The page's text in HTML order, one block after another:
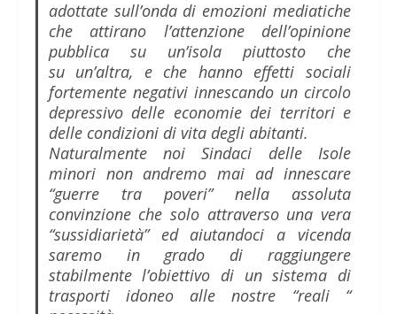
adottate sull’onda di emozioni mediatiche
che attirano l’attenzione dell’opinione
pubblica su un’isola piuttosto che
su un’altra, e che hanno effetti sociali
fortemente negativi innescando un circolo
depressivo delle economie dei territori e
delle condizioni di vita degli abitanti.
Naturalmente noi Sindaci delle Isole
minori non andremo mai ad innescare
“guerre tra poveri” nella assoluta
convinzione che solo attraverso una vera
“sussidiarietà” ed aiutandoci a vicenda
saremo in grado di raggiungere
stabilmente l’obiettivo di un sistema di
trasporti idoneo alle nostre “reali “